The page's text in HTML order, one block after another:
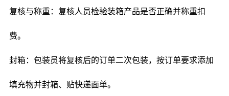
复核与称重：复核人员检验装箱产品是否正确并称重扣
费。
封箱：包装员将复核后的订单二次包装，按订单要求添加
填充物并封箱、贴快递面单。